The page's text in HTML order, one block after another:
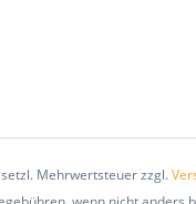
Mehrwertsteuer zzgl.